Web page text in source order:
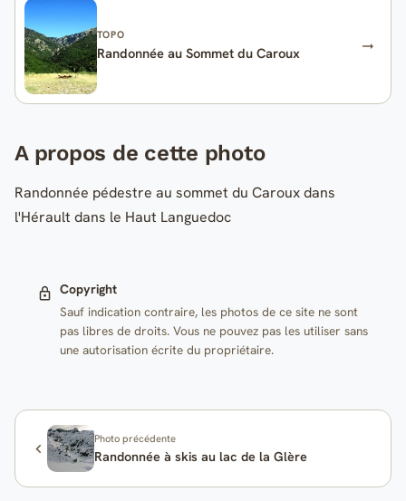
TOPO
Randonnée au Sommet du Caroux
A propos de cette photo
Randonnée pédestre au sommet du Caroux dans
l'Hérault dans le Haut Languedoc
Copyright
Sauf indication contraire, les photos de ce site ne sont
pas libres de droits. Vous ne pouvez pas les utiliser sans
une autorisation écrite du propriétaire.
Photo précédente
Randonnée à skis au lac de la Glère